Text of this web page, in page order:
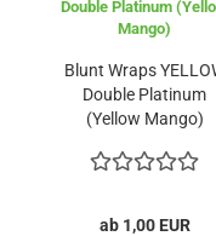
Blunt Wraps
Double Platinum
(Yellow Mango)
ab 1,00 EUR